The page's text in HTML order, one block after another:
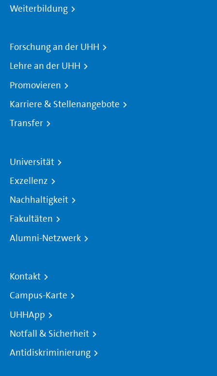
Weiterbildung
Forschung an der UHH
Lehre an der UHH
Promovieren
Karriere & Stellenangebote
Transfer
Universität
Exzellenz
Nachhaltigkeit
Fakultäten
Alumni-Netzwerk
Kontakt
Campus-Karte
UHHApp
Notfall & Sicherheit
Antidiskriminierung